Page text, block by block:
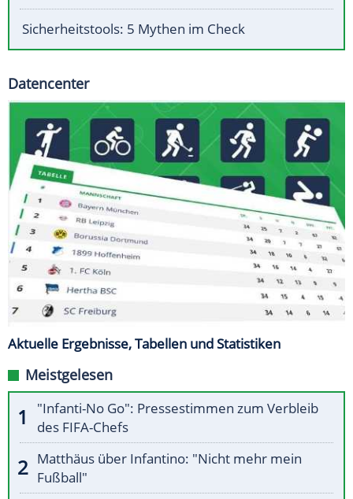
Sicherheitstools: 5 Mythen im Check
Datencenter
Aktuelle Ergebnisse, Tabellen und Statistiken
Meistgelesen
"Infanti-No Go": Pressestimmen zum Verbleib
des FIFA-Chefs
Matthäus über Infantino: "Nicht mehr mein
Fußball"